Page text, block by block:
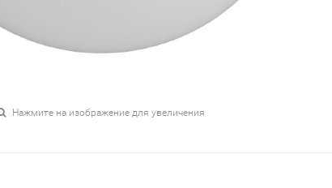
Нажмите на изображение для увеличения